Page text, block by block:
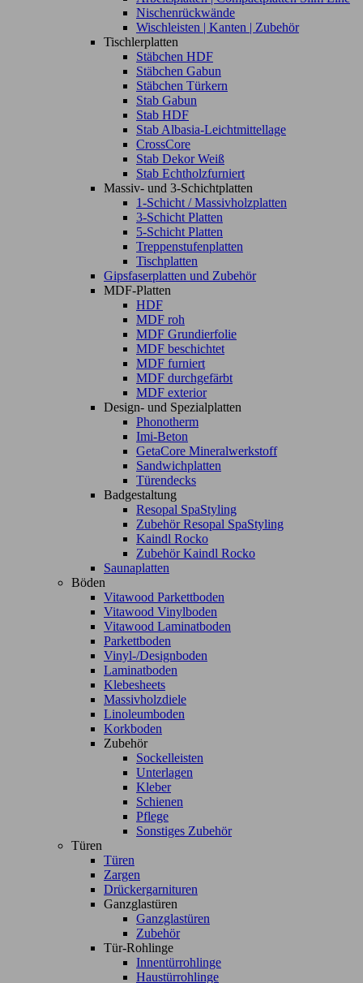
Nischenrückwände
Wischleisten | Kanten | Zubehör
Tischlerplatten
Stäbchen HDF
Stäbchen Gabun
Stäbchen Türkern
Stab Gabun
Stab HDF
Stab Albasia-Leichtmittellage
CrossCore
Stab Dekor Weiß
Stab Echtholzfurniert
Massiv- und 3-Schichtplatten
1-Schicht / Massivholzplatten
3-Schicht Platten
5-Schicht Platten
Treppenstufenplatten
Tischplatten
Gipsfaserplatten und Zubehör
MDF-Platten
HDF
MDF roh
MDF Grundierfolie
MDF beschichtet
MDF furniert
MDF durchgefärbt
MDF exterior
Design- und Spezialplatten
Phonotherm
Imi-Beton
GetaCore Mineralwerkstoff
Sandwichplatten
Türendecks
Badgestaltung
Resopal SpaStyling
Zubehör Resopal SpaStyling
Kaindl Rocko
Zubehör Kaindl Rocko
Saunaplatten
Böden
Vitawood Parkettboden
Vitawood Vinylboden
Vitawood Laminatboden
Parkettboden
Vinyl-/Designboden
Laminatboden
Klebesheets
Massivholzdiele
Linoleumboden
Korkboden
Zubehör
Sockelleisten
Unterlagen
Kleber
Schienen
Pflege
Sonstiges Zubehör
Türen
Türen
Zargen
Drückergarnituren
Ganzglastüren
Ganzglastüren
Zubehör
Tür-Rohlinge
Innentürrohlinge
Haustürrohlinge